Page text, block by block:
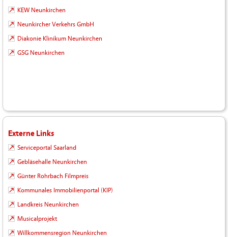
KEW Neunkirchen
Neunkircher Verkehrs GmbH
Diakonie Klinikum Neunkirchen
GSG Neunkirchen
Externe Links
Serviceportal Saarland
Gebläsehalle Neunkirchen
Günter Rohrbach Filmpreis
Kommunales Immobilienportal (KIP)
Landkreis Neunkirchen
Musicalprojekt
Willkommensregion Neunkirchen